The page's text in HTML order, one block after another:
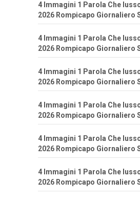
4 Immagini 1 Parola Che
2026 Rompicapo Giornaliero
4 Immagini 1 Parola Che
2026 Rompicapo Giornaliero
4 Immagini 1 Parola Che
2026 Rompicapo Giornaliero
4 Immagini 1 Parola Che
2026 Rompicapo Giornaliero
4 Immagini 1 Parola Che
2026 Rompicapo Giornaliero
4 Immagini 1 Parola Che
2026 Rompicapo Giornaliero